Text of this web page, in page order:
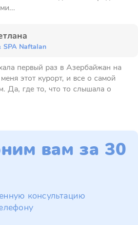
SPA Naftalan
первый раз в Азербайжан на
этот курорт, и все о самой
Да, где то, что то слышала о
вам за 30
консультацию